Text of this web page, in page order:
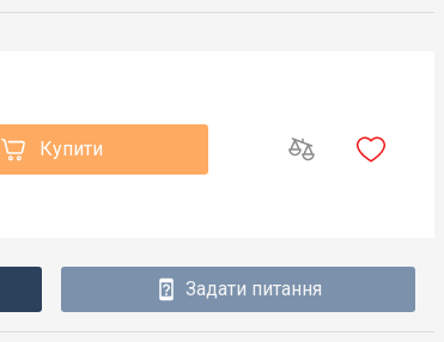
Купити
Задати питання